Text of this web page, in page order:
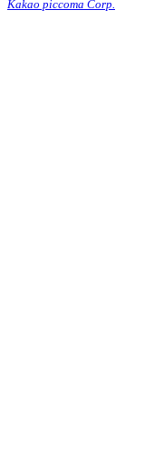
Kakao piccoma Corp.